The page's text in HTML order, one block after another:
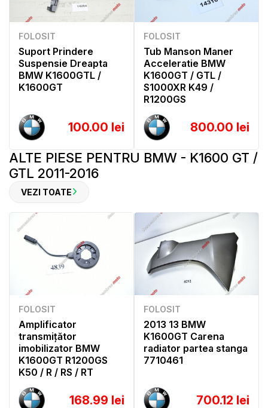
FOLOSIT
Suport Prindere
Suspensie Dreapta
BMW K1600GTL /
K1600GT
100.00 lei
FOLOSIT
Tub Manson Maner
Acceleratie BMW
K1600GT / GTL /
S1000XR K49 /
R1200GS
800.00 lei
ALTE PIESE PENTRU BMW - K1600 GT /
GTL 2011-2016
VEZI TOATE
FOLOSIT
Amplificator
transmițător
imobilizator BMW
K1600GT R1200GS
K50 / R / RS / RT
168.99 lei
FOLOSIT
2013 13 BMW
K1600GT Carena
radiator partea stanga
7710461
700.12 lei